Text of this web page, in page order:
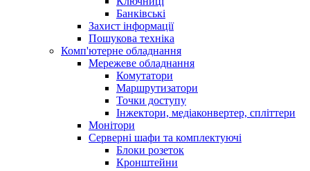
Банківські
Захист інформації
Пошукова техніка
Комп'ютерне обладнання
Мережеве обладнання
Комутатори
Маршрутизатори
Точки доступу
Інжектори, медіаконвертер, спліттери
Монітори
Серверні шафи та комплектуючі
Блоки розеток
Кронштейни